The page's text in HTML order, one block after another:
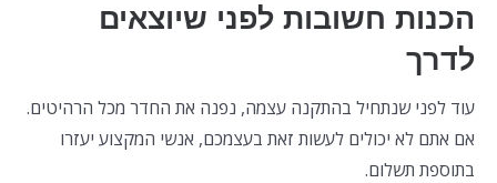
הכנות חשובות לפני שיוצאים
לדרך
עוד לפני שנתחיל בהתקנה עצמה, נפנה את החדר מכל הרהיטים.
אם אתם לא יכולים לעשות זאת בעצמכם, אנשי המקצוע יעזרו
בתוספת תשלום.